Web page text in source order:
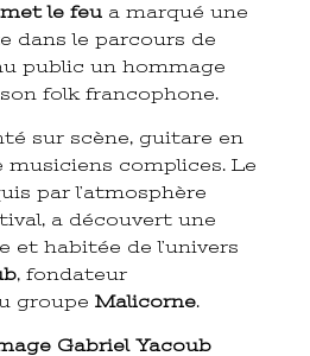
met le feua marqué une
dans le parcours de
public un hommage
folk francophone.
sur scène, guitare en
musiciens complices. Le
par l’atmosphère
a découvert une
et habitée de l’univers
, fondateur
groupe Malicorne.
Gabriel Yacoub